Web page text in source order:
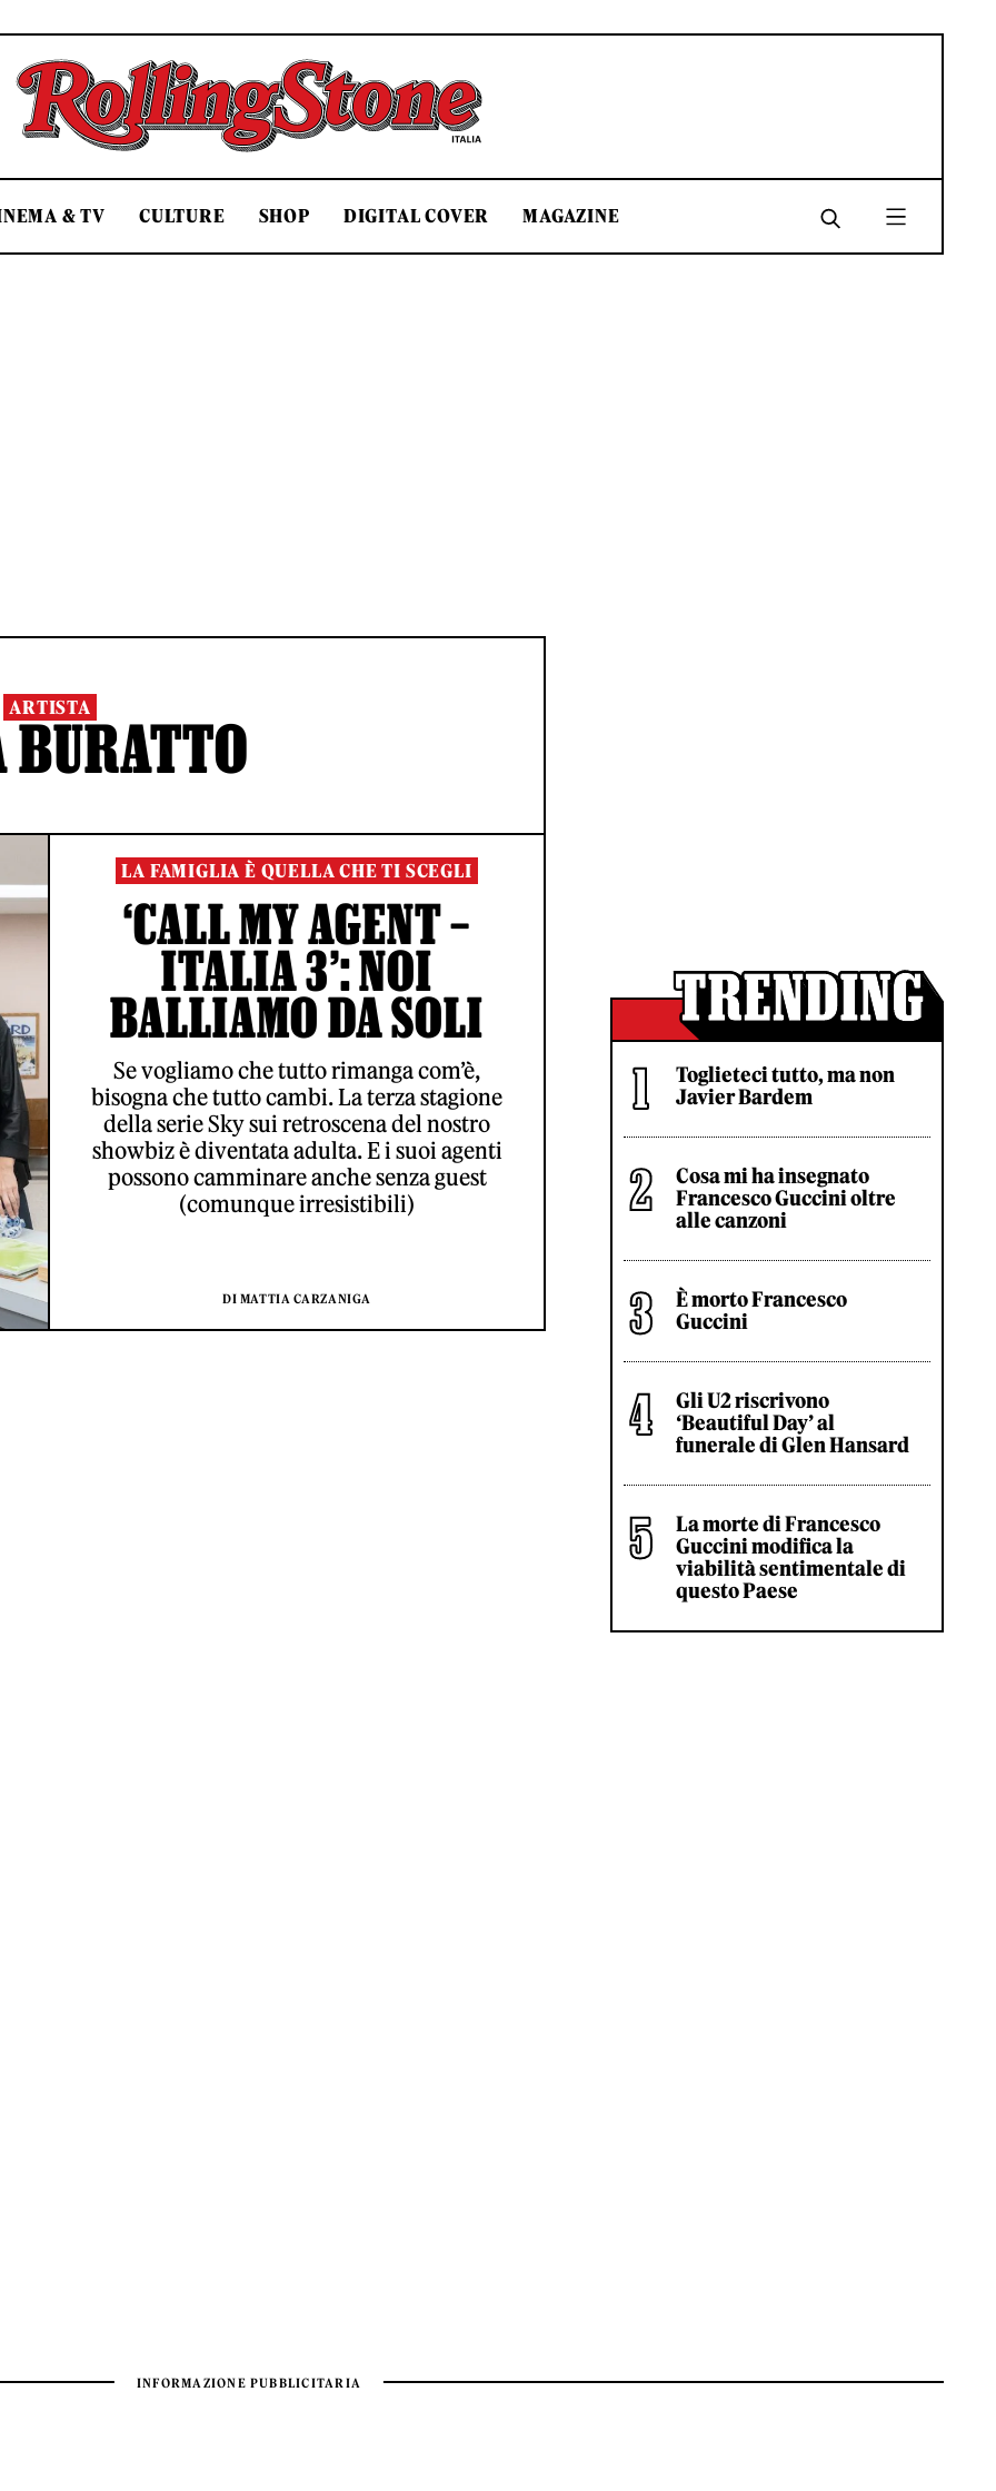
Rolling Stone Italia
& TV CULTURE SHOP DIGITAL COVER MAGAZINE
ARTISTA
BURATTO
LA FAMIGLIA È QUELLA CHE TI SCEGLI
‘CALL MY AGENT –
ITALIA 3’: NOI
BALLIAMO DA SOLI
Se vogliamo che tutto rimanga com’è,
bisogna che tutto cambi. La terza stagione
della serie Sky sui retroscena del nostro
showbiz è diventata adulta. E i suoi agenti
possono camminare anche senza guest
(comunque irresistibili)
DI MATTIA CARZANIGA
Toglieteci tutto, ma non
Javier Bardem
Cosa mi ha insegnato
Francesco Guccini oltre
alle canzoni
È morto Francesco
Guccini
Gli U2 riscrivono
‘Beautiful Day’ al
funerale di Glen Hansard
La morte di Francesco
Guccini modifica la
viabilità sentimentale di
questo Paese